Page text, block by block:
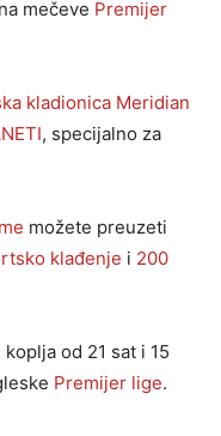
na mečeve Premijer
kladionica Meridian
, specijalno za
možete preuzeti
klađenje i 200
od 21 sat i 15
Premijer lige.